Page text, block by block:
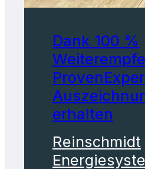
Dank 100 %
erhalten
Reinschmidt